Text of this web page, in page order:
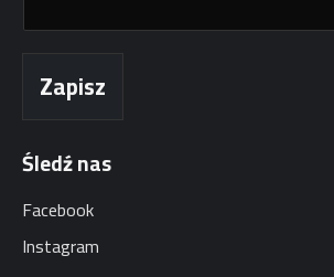
i
l
Zapisz
Śledź nas
Facebook
Instagram